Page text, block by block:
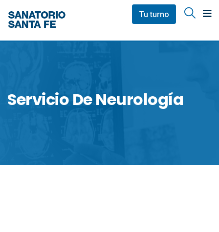
Tu turno
Servicio De Neurología